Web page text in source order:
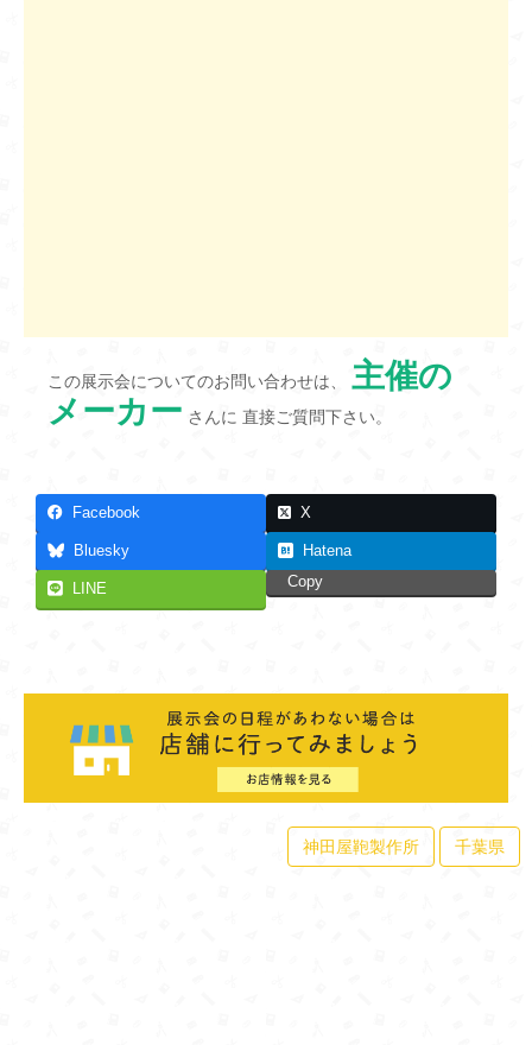
この展示会についてのお問い合わせは、 主催の
メーカー さんに 直接ご質問下さい。
Facebook X
Bluesky Hatena
LINE Copy
神田屋鞄製作所 千葉県